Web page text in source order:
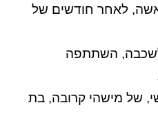
לאחר חודשים של
לשכבה, השתתפה
של מישהי קרובה, בת